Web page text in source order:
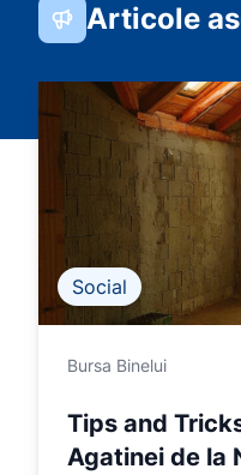
Articole
Social
Bursa Binelui
Tips and
Agatinei de la